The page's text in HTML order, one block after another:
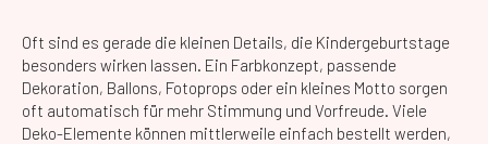
Oft sind es gerade die kleinen Details, die Kindergeburtstage
besonders wirken lassen. Ein Farbkonzept, passende
Dekoration, Ballons, Fotoprops oder ein kleines Motto sorgen
oft automatisch für mehr Stimmung und Vorfreude. Viele
Deko-Elemente können mittlerweile einfach bestellt werden,